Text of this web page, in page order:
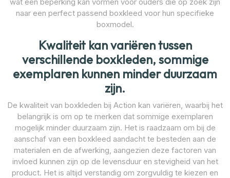
naar een perfect passend boxkleed voor hun specifieke
boxmodel.
Kwaliteit kan variëren tussen
verschillende boxkleden, sommige
exemplaren kunnen minder duurzaam
zijn.
De kwaliteit van boxkleden bij Action kan variëren, waarbij het
belangrijk is om op te merken dat sommige exemplaren
mogelijk minder duurzaam zijn. Het is raadzaam om bij de
aanschaf van een boxkleed aandacht te besteden aan de
materialen en de afwerking, aangezien deze factoren van
invloed kunnen zijn op de levensduur en stevigheid van het
product. Het is altijd verstandig om zorgvuldig te kiezen en